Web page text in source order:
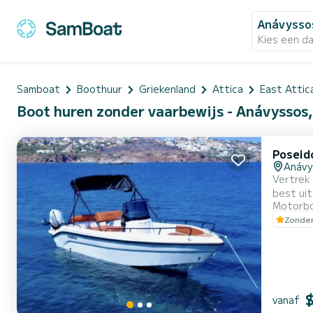
Kies een
Samboat Boothuur Griekenland Attica East
Boot huren zonder vaarbewijs -
Vertrek
best
Bootkenmerken Model: Poseidon Blue Water 170
vanaf